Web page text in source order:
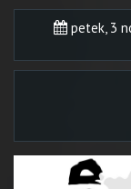
petek, 3